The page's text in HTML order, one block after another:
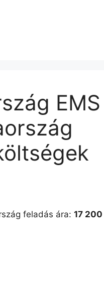
EMS
feladás ára: 17 200